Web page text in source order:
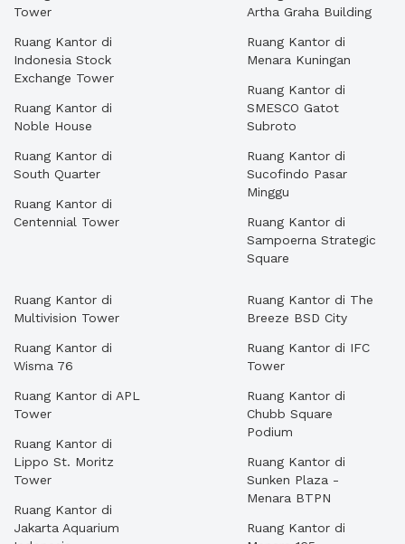
Tower
Ruang Kantor di
Indonesia Stock
Exchange Tower
Ruang Kantor di
Noble House
Ruang Kantor di
South Quarter
Ruang Kantor di
Centennial Tower
Artha Graha Building
Ruang Kantor di
Menara Kuningan
Ruang Kantor di
SMESCO Gatot
Subroto
Ruang Kantor di
Sucofindo Pasar
Minggu
Ruang Kantor di
Sampoerna Strategic
Square
Ruang Kantor di
Multivision Tower
Ruang Kantor di
Wisma 76
Ruang Kantor di APL
Tower
Ruang Kantor di
Lippo St. Moritz
Tower
Ruang Kantor di
Jakarta Aquarium
Ruang Kantor di The
Breeze BSD City
Ruang Kantor di IFC
Tower
Ruang Kantor di
Chubb Square
Podium
Ruang Kantor di
Sunken Plaza -
Menara BTPN
Ruang Kantor di